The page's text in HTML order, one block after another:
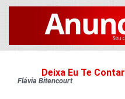
Deixa Eu Te Contar
Flávia Bitencourt